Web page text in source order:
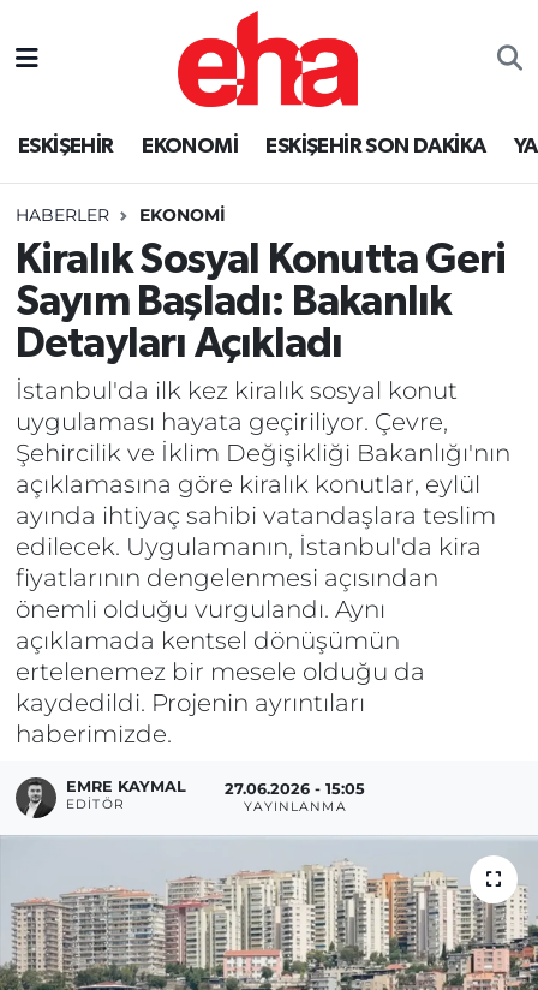
ESKİŞEHİR EKONOMİ ESKİŞEHİR SON DAKİKA
HABERLER EKONOMİ
Kiralık Sosyal Konutta Geri
Sayım Başladı: Bakanlık
Detayları Açıkladı
İstanbul'da ilk kez kiralık sosyal konut
uygulaması hayata geçiriliyor. Çevre,
Şehircilik ve İklim Değişikliği Bakanlığı'nın
açıklamasına göre kiralık konutlar, eylül
ayında ihtiyaç sahibi vatandaşlara teslim
edilecek. Uygulamanın, İstanbul'da kira
fiyatlarının dengelenmesi açısından
önemli olduğu vurgulandı. Aynı
açıklamada kentsel dönüşümün
ertelenemez bir mesele olduğu da
kaydedildi. Projenin ayrıntıları
haberimizde.
EMRE KAYMAL
EDITÖR
27.06.2026 - 15:05
YAYINLANMA